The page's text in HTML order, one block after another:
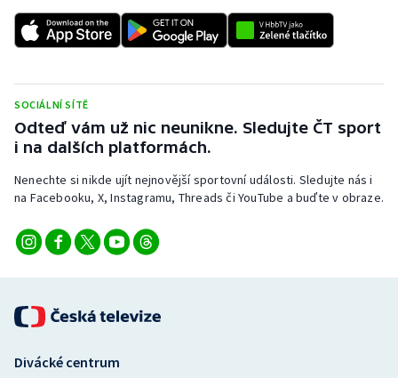
Short track
Stolní tenis
Veslování
Vodní slalom
Ostatní
SOCIÁLNÍ SÍTĚ
Odteď vám už nic neunikne. Sledujte ČT sport
i na dalších platformách.
Nenechte si nikde ujít nejnovější sportovní události. Sledujte nás i
na Facebooku, X, Instagramu, Threads či YouTube a buďte v obraze.
Divácké centrum